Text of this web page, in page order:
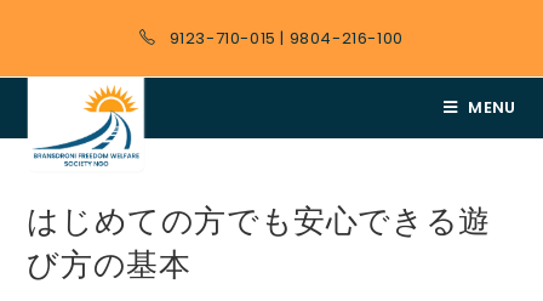
9123-710-015 | 9804-216-100
MENU
はじめての方でも安心できる遊
び方の基本